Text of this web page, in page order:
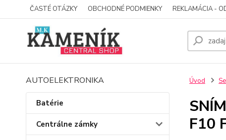
ČASTÉ OTÁZKY OBCHODNÉ PODMIENKY REKLAMÁCIA -
AUTOELEKTRONIKA
Batérie
Centrálne zámky
Úvod
F10